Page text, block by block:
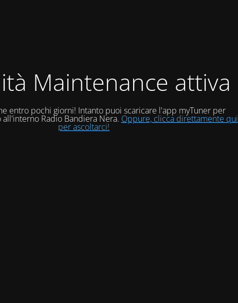
Maintenance attiva
entro pochi giorni! Intanto puoi scaricare l'app myTuner per
Radio Bandiera Nera. Oppure, clicca direttamente qui
per ascoltarci!